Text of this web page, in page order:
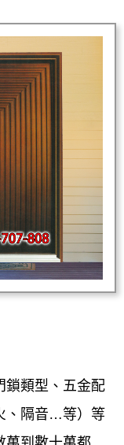
鎖類型、五金配
、隔音…等）等